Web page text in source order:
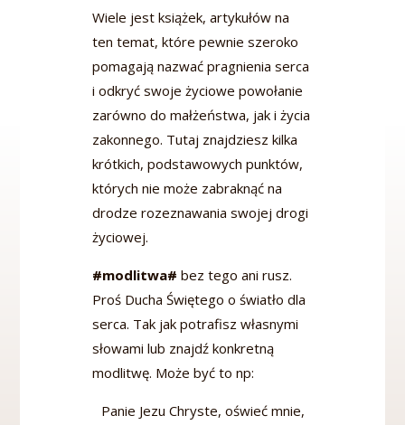
Wiele jest książek, artykułów na
ten temat, które pewnie szeroko
pomagają nazwać pragnienia serca
i odkryć swoje życiowe powołanie
zarówno do małżeństwa, jak i życia
zakonnego. Tutaj znajdziesz kilka
krótkich, podstawowych punktów,
których nie może zabraknąć na
drodze rozeznawania swojej drogi
życiowej.
#modlitwa# bez tego ani rusz.
Proś Ducha Świętego o światło dla
serca. Tak jak potrafisz własnymi
słowami lub znajdź konkretną
modlitwę. Może być to np:
Panie Jezu Chryste, oświeć mnie,